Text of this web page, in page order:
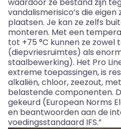
waardoor ze bestand zijn
vandalismerisico’s die eigen
plaatsen. Je kan ze zelfs
monteren. Met een
tot +75 °C kunnen ze
(diepvriesruimtes) als
staalbewerking). Het Pro
extreme toepassingen, is
alkaliën, chloor, zeezout,
belastende componenten.
gekeurd (European Norms
en beantwoorden aan de
voedingsstandaard IFS.”